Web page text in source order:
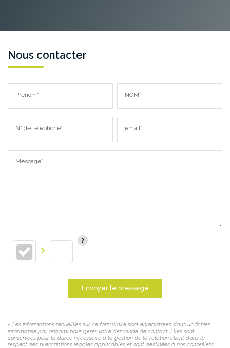
Nous contacter
Prénom* NOM*
N° de téléphone* email*
Message*
Envoyer le message
« Les informations recueillies sur ce formulaire sont enregistrées dans un fichier
informatisé par origami pour gérer votre demande de contact. Elles sont
conservées pour la durée nécessaire à la gestion de la relation client dans le
respect des prescriptions légales applicables et sont destinées à nos conseillers